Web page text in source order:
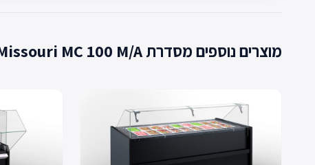
מוצרים נוספים מסדרת Missouri MC 100 M/A